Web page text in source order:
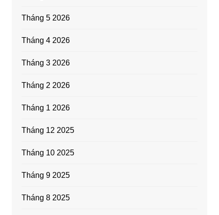
Tháng 5 2026
Tháng 4 2026
Tháng 3 2026
Tháng 2 2026
Tháng 1 2026
Tháng 12 2025
Tháng 10 2025
Tháng 9 2025
Tháng 8 2025